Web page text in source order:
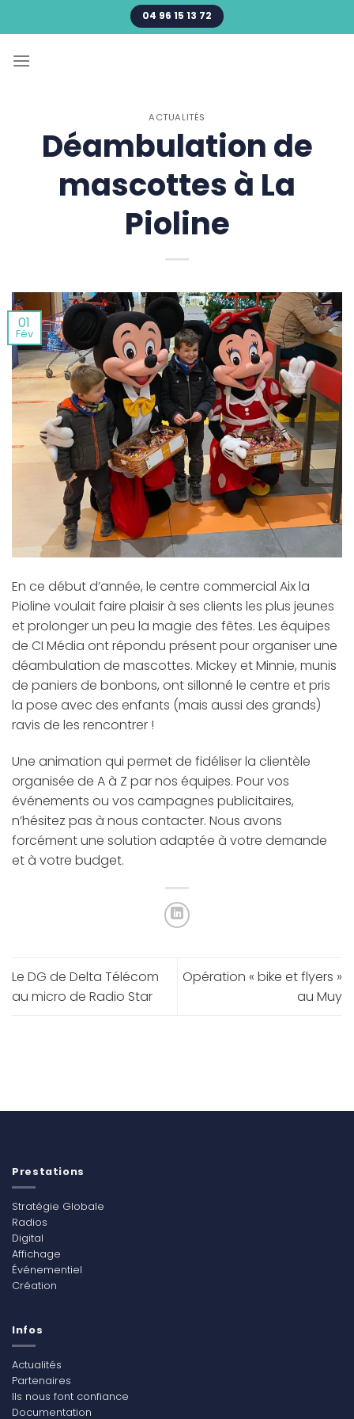
au
04 96 15 13 72
ACTUALITÉS
Déambulation de
mascottes à La
Pioline
01
Fév
En ce début d’année, le centre commercial Aix la
Pioline voulait faire plaisir à ses clients les plus jeunes
et prolonger un peu la magie des fêtes. Les équipes
de CI Média ont répondu présent pour organiser une
déambulation de mascottes. Mickey et Minnie, munis
de paniers de bonbons, ont sillonné le centre et pris
la pose avec des enfants (mais aussi des grands)
ravis de les rencontrer !
Une animation qui permet de fidéliser la clientèle
organisée de A à Z par nos équipes. Pour vos
événements ou vos campagnes publicitaires,
n’hésitez pas à nous contacter. Nous avons
forcément une solution adaptée à votre demande
et à votre budget.
Le DG de Delta Télécom
au micro de Radio Star
Opération « bike et flyers »
au Muy
Prestations
Stratégie Globale
Radios
Digital
Affichage
Événementiel
Création
Infos
Actualités
Partenaires
Ils nous font confiance
Documentation